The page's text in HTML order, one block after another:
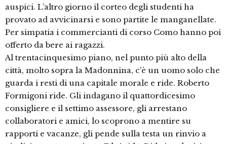
auspici. L’altro giorno il corteo degli studenti ha
provato ad avvicinarsi e sono partite le manganellate.
Per simpatia i commercianti di corso Como hanno poi
offerto da bere ai ragazzi.
Al trentacinquesimo piano, nel punto più alto della
città, molto sopra la Madonnina, c’è un uomo solo che
guarda i resti di una capitale morale e ride. Roberto
Formigoni ride. Gli indagano il quattordicesimo
consigliere e il settimo assessore, gli arrestano
collaboratori e amici, lo scoprono a mentire su
rapporti e vacanze, gli pende sulla testa un rinvio a